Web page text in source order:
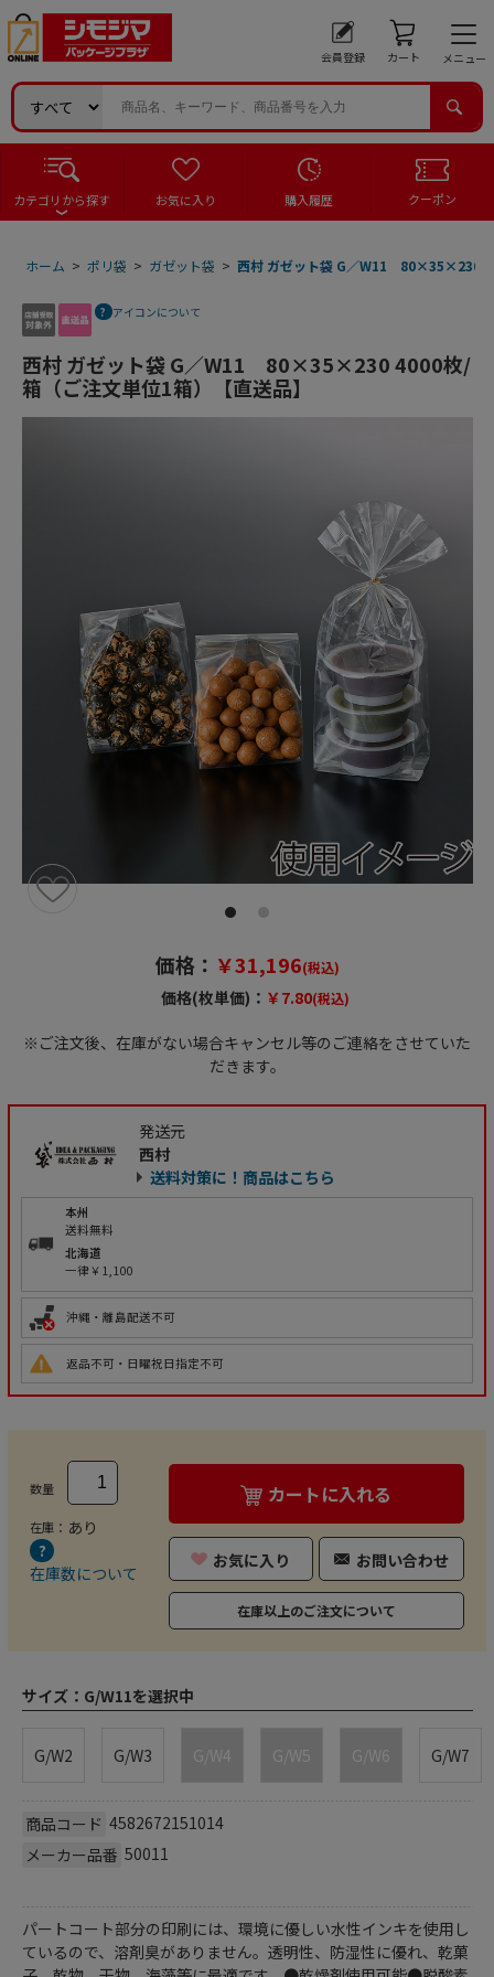
会員登録 カート メニュー
カテゴリから探す お気に入り 購入履歴 クーポン
ホーム > ポリ袋 > ガゼット袋 > 西村 ガゼット袋 G／W11 80×35×230
アイコンについて
西村 ガゼット袋 G／W11 80×35×230 4000枚/
箱（ご注文単位1箱）【直送品】
価格： ￥31,196(税込)
価格(枚単価)： ￥7.80(税込)
※ご注文後、在庫がない場合キャンセル等のご連絡をさせていた
だきます。
発送元
西村
送料対策に！商品はこちら
本州
送料無料
北海道
一律￥1,100
沖縄・離島配送不可
返品不可・日曜祝日指定不可
数量
在庫： あり
在庫数について
カートに入れる
お気に入り お問い合わせ
在庫以上のご注文について
サイズ： G/W11を選択中
G/W2 G/W3 G/W4 G/W5 G/W6 G/W7
商品コード 4582672151014
メーカー品番 50011
パートコート部分の印刷には、環境に優しい水性インキを使用し
ているので、溶剤臭がありません。透明性、防湿性に優れ、乾菓